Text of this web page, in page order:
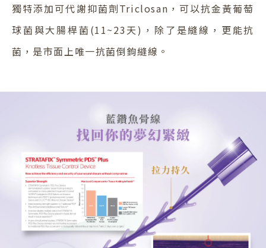
獨特添加可代謝抑菌劑Triclosan，可以抗金黃葡萄
球菌與大腸桿菌(11~23天)，除了是縫線，更能抗
菌，是市面上唯一抗菌倒鉤縫線。